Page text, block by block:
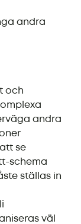
andra
och
andra
se
schema
ställas in
väl